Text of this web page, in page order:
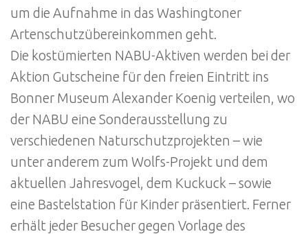
um die Aufnahme in das Washingtoner
Artenschutzübereinkommen geht.
Die kostümierten NABU-Aktiven werden bei der
Aktion Gutscheine für den freien Eintritt ins
Bonner Museum Alexander Koenig verteilen, wo
der NABU eine Sonderausstellung zu
verschiedenen Naturschutzprojekten – wie
unter anderem zum Wolfs-Projekt und dem
aktuellen Jahresvogel, dem Kuckuck – sowie
eine Bastelstation für Kinder präsentiert. Ferner
erhält jeder Besucher gegen Vorlage des